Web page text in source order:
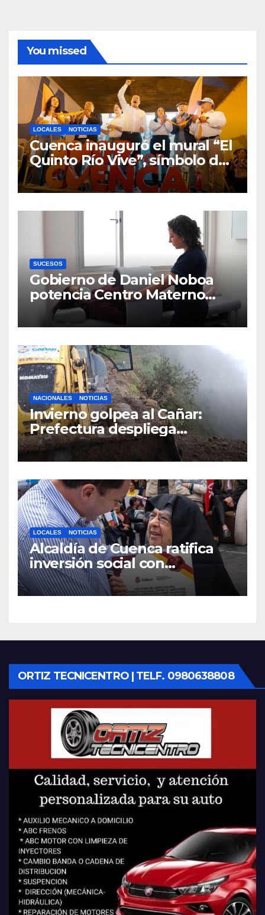
You missed
LOCALES NOTICIAS
Cuenca inauguró el mural “El
Quinto Río Vive”, símbolo de
la defensa ciudadana del
agua
SUCESOS
Gobierno de Daniel Noboa
potencia Centro Materno
Infantil y Emergencias en
Cuenca con nuevos equipos
NACIONALES NOTICIAS
Invierno golpea al Cañar:
Prefectura despliega
maquinaria en toda la
provincia para mantener las
LOCALES NOTICIAS
Alcaldía de Cuenca ratifica
inversión social con
fundaciones e instituciones
locales
ORTIZ TECNICENTRO | TELF. 0980638808